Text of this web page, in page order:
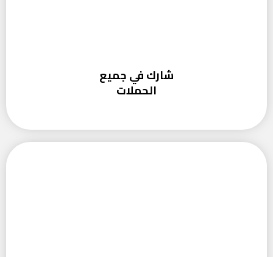
شارك في جميع
الحملات